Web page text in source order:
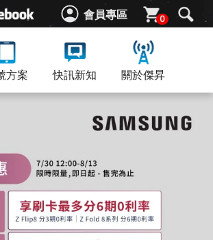
會員專區 0
方案 快訊新知 關於傑昇